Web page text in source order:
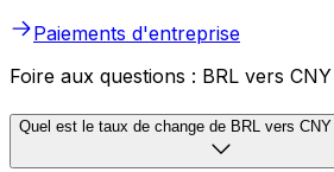
Paiements d'entreprise
Foire aux questions : BRL vers CNY
Quel est le taux de change de BRL vers